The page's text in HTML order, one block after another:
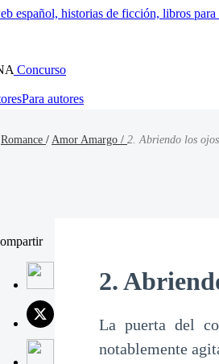
Concurso
Para autores
Romance / Amor Amargo / 2. Abriendo los
2.
La puerta del
notablemente